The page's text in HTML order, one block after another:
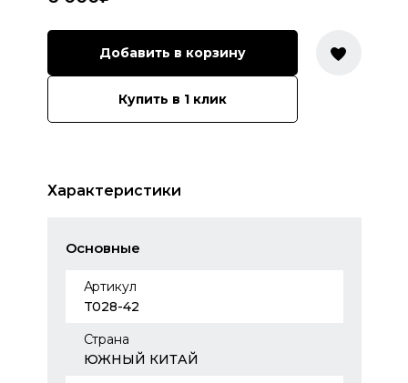
Добавить в корзину
Купить в 1 клик
Характеристики
Основные
Артикул
T028-42
Страна
ЮЖНЫЙ КИТАЙ